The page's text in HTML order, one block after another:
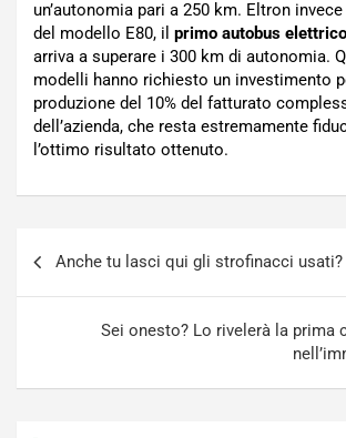
un’autonomia pari a 250 km. Eltron
del modello E80, il primo autobus elettrico
arriva a superare i 300 km di autonomia.
modelli hanno richiesto un investimento
produzione del 10% del fatturato
dell’azienda, che resta estremamente
l’ottimo risultato ottenuto.
Anche tu lasci qui gli strofinacci
Sei onesto? Lo rivelerà la prima